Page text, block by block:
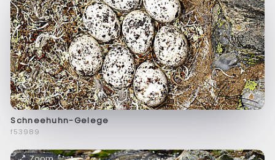
Schneehuhn-Gelege
f53989